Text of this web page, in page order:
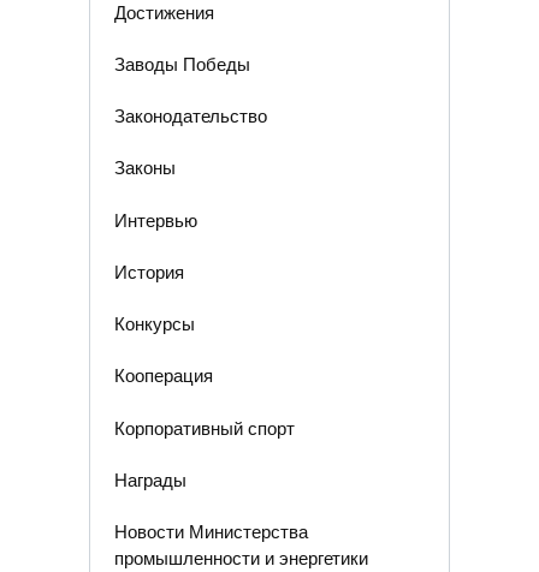
Достижения
Заводы Победы
Законодательство
Законы
Интервью
История
Конкурсы
Кооперация
Корпоративный спорт
Награды
Новости Министерства
промышленности и энергетики